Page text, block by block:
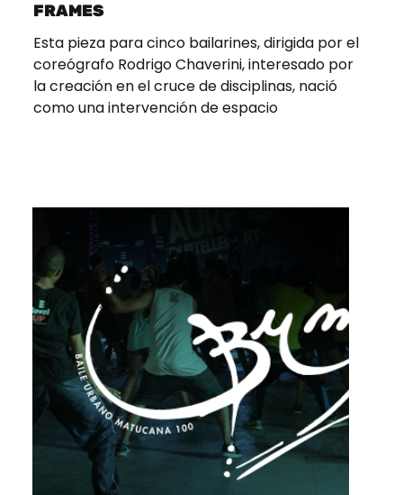
FRAMES
Esta pieza para cinco bailarines, dirigida por el
coreógrafo Rodrigo Chaverini, interesado por
la creación en el cruce de disciplinas, nació
como una intervención de espacio